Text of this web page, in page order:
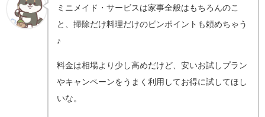
ミニメイド・サービスは家事全般はもちろんのこ
と、掃除だけ料理だけのピンポイントも頼めちゃう
♪
料金は相場より少し高めだけど、安いお試しプラン
やキャンペーンをうまく利用してお得に試してほし
いな。